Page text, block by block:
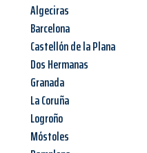
Algeciras
Barcelona
Castellón de la Plana
Dos Hermanas
Granada
La Coruña
Logroño
Móstoles